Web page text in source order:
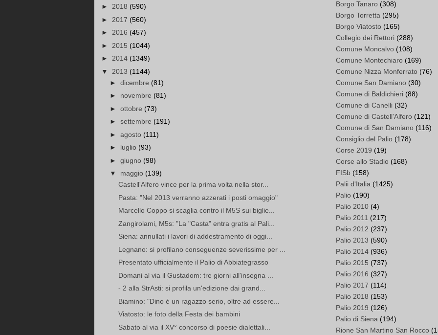
► 2018 (590)
► 2017 (560)
► 2016 (457)
► 2015 (1044)
► 2014 (1349)
▼ 2013 (1144)
► dicembre (81)
► novembre (81)
► ottobre (73)
► settembre (191)
► agosto (111)
► luglio (93)
► giugno (98)
▼ maggio (139)
Castell'Alfero vince per la prima volta nella stor...
Pasta: "Nel 2013 verranno azzerati i posti omaggio"
Marcello Coppo si scaglia contro il M5S sui biglie...
Zangirolami, M5s: "La "Casta" entra gratis al Pali...
Siena: annullati i lavori di addestramento di oggi...
Legnano: si profilano conseguenze severissime per ...
Presentato ufficialmente il Palio di Abbiategrasso
Domani al via il Gustadom: tre giorni all'insegna ...
- 2 alla StrAsti: si profila un'edizione dai grand...
Biamino: "Dino è un ragazzo serio, oltre ad essere...
Viatosto: le foto della Festa dei bambini
Sabato al via il XV° concorso di poesie dialettali...
Borgo Tanaro (308)
Borgo Torretta (295)
Borgo Viatosto (165)
Collegio dei Rettori (288)
Comune Moncalvo (108)
Comune Montechiaro (169)
Comune Nizza Monferrato (76)
Comune San Damiano (30)
Comune di Baldichieri (88)
Comune di Canelli (32)
Comune di Castell'Alfero (121)
Comune di San Damiano (116)
Consiglio del Palio (178)
Corse 2019 (19)
Corse allo Stadio (168)
FISb (158)
Palii d'Italia (1425)
Palio (190)
Palio 2010 (4)
Palio 2011 (217)
Palio 2012 (237)
Palio 2013 (590)
Palio 2014 (936)
Palio 2015 (737)
Palio 2016 (327)
Palio 2017 (114)
Palio 2018 (153)
Palio 2019 (126)
Palio di Siena (194)
Rione San Martino San Rocco